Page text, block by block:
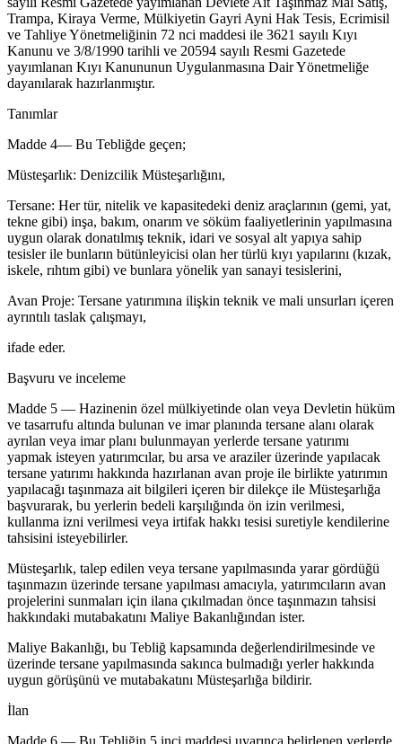
Trampa, Kiraya Verme, Mülkiyetin Gayri Ayni Hak Tesis, Ecrimisil
ve Tahliye Yönetmeliğinin 72 nci maddesi ile 3621 sayılı Kıyı
Kanunu ve 3/8/1990 tarihli ve 20594 sayılı Resmi Gazetede
yayımlanan Kıyı Kanununun Uygulanmasına Dair Yönetmeliğe
dayanılarak hazırlanmıştır.
Tanımlar
Madde 4— Bu Tebliğde geçen;
Müsteşarlık: Denizcilik Müsteşarlığını,
Tersane: Her tür, nitelik ve kapasitedeki deniz araçlarının (gemi, yat,
tekne gibi) inşa, bakım, onarım ve söküm faaliyetlerinin yapılmasına
uygun olarak donatılmış teknik, idari ve sosyal alt yapıya sahip
tesisler ile bunların bütünleyicisi olan her türlü kıyı yapılarını (kızak,
iskele, rıhtım gibi) ve bunlara yönelik yan sanayi tesislerini,
Avan Proje: Tersane yatırımına ilişkin teknik ve mali unsurları içeren
ayrıntılı taslak çalışmayı,
ifade eder.
Başvuru ve inceleme
Madde 5 — Hazinenin özel mülkiyetinde olan veya Devletin hüküm
ve tasarrufu altında bulunan ve imar planında tersane alanı olarak
ayrılan veya imar planı bulunmayan yerlerde tersane yatırımı
yapmak isteyen yatırımcılar, bu arsa ve araziler üzerinde yapılacak
tersane yatırımı hakkında hazırlanan avan proje ile birlikte yatırımın
yapılacağı taşınmaza ait bilgileri içeren bir dilekçe ile Müsteşarlığa
başvurarak, bu yerlerin bedeli karşılığında ön izin verilmesi,
kullanma izni verilmesi veya irtifak hakkı tesisi suretiyle kendilerine
tahsisini isteyebilirler.
Müsteşarlık, talep edilen veya tersane yapılmasında yarar gördüğü
taşınmazın üzerinde tersane yapılması amacıyla, yatırımcıların avan
projelerini sunmaları için ilana çıkılmadan önce taşınmazın tahsisi
hakkındaki mutabakatını Maliye Bakanlığından ister.
Maliye Bakanlığı, bu Tebliğ kapsamında değerlendirilmesinde ve
üzerinde tersane yapılmasında sakınca bulmadığı yerler hakkında
uygun görüşünü ve mutabakatını Müsteşarlığa bildirir.
İlan
Madde 6 — Bu Tebliğin 5 inci maddesi uyarınca belirlenen yerlerde